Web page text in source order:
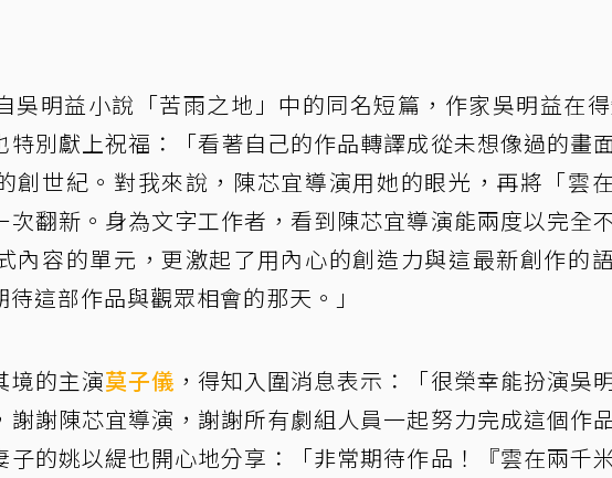
吳明益小說「苦雨之地」中的同名短篇，作家吳明益在得
特別獻上祝福：「看著自己的作品轉譯成從未想像過的畫
創世紀。對我來說，陳芯宜導演用她的眼光，再將「雲
翻新。身為文字工作者，看到陳芯宜導演能兩度以完全
內容的單元，更激起了用內心的創造力與這最新創作的
這部作品與觀眾相會的那天。」
境的主演莫子儀 ，得知入圍消息表示：「很榮幸能扮演吳
謝陳芯宜導演，謝謝所有劇組人員一起努力完成這個作品
子的姚以緹也開心地分享：「非常期待作品！『雲在兩千